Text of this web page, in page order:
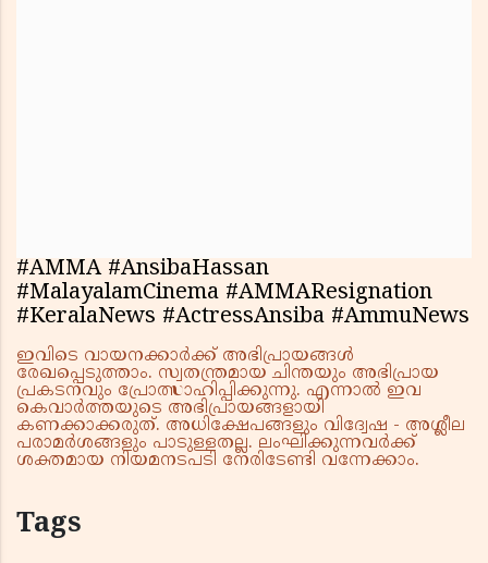
#AMMA #AnsibaHassan
#MalayalamCinema #AMMAResignation
#KeralaNews #ActressAnsiba #AmmuNews
ഇവിടെ വായനക്കാർക്ക് അഭിപ്രായങ്ങൾ
രേഖപ്പെടുത്താം. സ്വതന്ത്രമായ ചിന്തയും അഭിപ്രായ
പ്രകടനവും പ്രോത്സാഹിപ്പിക്കുന്നു. എന്നാൽ ഇവ
കെവാർത്തയുടെ അഭിപ്രായങ്ങളായി
കണക്കാക്കരുത്. അധിക്ഷേപങ്ങളും വിദ്വേഷ - അശ്ലീല
പരാമർശങ്ങളും പാടുള്ളതല്ല. ലംഘിക്കുന്നവർക്ക്
ശക്തമായ നിയമനടപടി നേരിടേണ്ടി വന്നേക്കാം.
Tags